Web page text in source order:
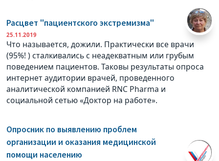
Расцвет "пациентского экстремизма"
25.11.2019
Что называется, дожили. Практически все врачи
(95%! ) сталкивались с неадекватным или грубым
поведением пациентов. Таковы результаты опроса
интернет аудитории врачей, проведенного
аналитической компанией RNC Pharma и
социальной сетью «Доктор на работе».
Опросник по выявлению проблем
организации и оказания медицинской
помощи населению